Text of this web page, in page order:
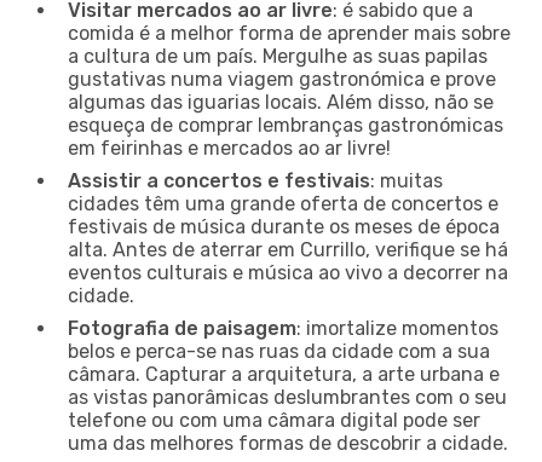
Visitar mercados ao ar livre: é sabido que a
comida é a melhor forma de aprender mais sobre
a cultura de um país. Mergulhe as suas papilas
gustativas numa viagem gastronómica e prove
algumas das iguarias locais. Além disso, não se
esqueça de comprar lembranças gastronómicas
em feirinhas e mercados ao ar livre!
Assistir a concertos e festivais: muitas
cidades têm uma grande oferta de concertos e
festivais de música durante os meses de época
alta. Antes de aterrar em Currillo, verifique se há
eventos culturais e música ao vivo a decorrer na
cidade.
Fotografia de paisagem: imortalize momentos
belos e perca-se nas ruas da cidade com a sua
câmara. Capturar a arquitetura, a arte urbana e
as vistas panorâmicas deslumbrantes com o seu
telefone ou com uma câmara digital pode ser
uma das melhores formas de descobrir a cidade.